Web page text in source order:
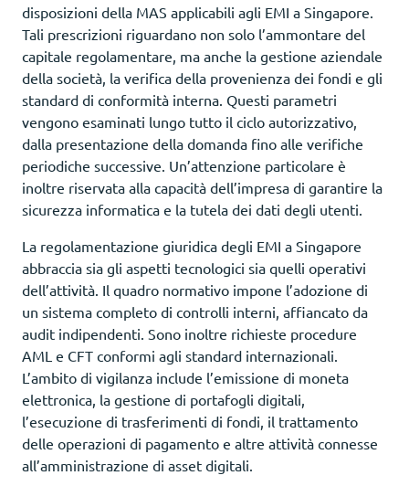
disposizioni della MAS applicabili agli EMI a Singapore.
Tali prescrizioni riguardano non solo l’ammontare del
capitale regolamentare, ma anche la gestione aziendale
della società, la verifica della provenienza dei fondi e gli
standard di conformità interna. Questi parametri
vengono esaminati lungo tutto il ciclo autorizzativo,
dalla presentazione della domanda fino alle verifiche
periodiche successive. Un’attenzione particolare è
inoltre riservata alla capacità dell’impresa di garantire la
sicurezza informatica e la tutela dei dati degli utenti.
La regolamentazione giuridica degli EMI a Singapore
abbraccia sia gli aspetti tecnologici sia quelli operativi
dell’attività. Il quadro normativo impone l’adozione di
un sistema completo di controlli interni, affiancato da
audit indipendenti. Sono inoltre richieste procedure
AML e CFT conformi agli standard internazionali.
L’ambito di vigilanza include l’emissione di moneta
elettronica, la gestione di portafogli digitali,
l’esecuzione di trasferimenti di fondi, il trattamento
delle operazioni di pagamento e altre attività connesse
all’amministrazione di asset digitali.